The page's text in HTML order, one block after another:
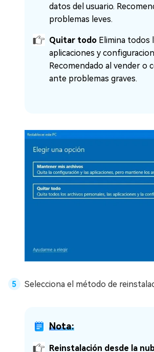
datos del usuario.
problemas leves.
Quitar todo Elimina todos
aplicaciones y
Recomendado al vender o
ante problemas graves.
Selecciona el método de
Nota:
Reinstalación desde la